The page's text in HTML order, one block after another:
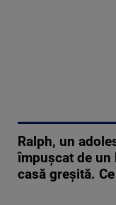
Ralph, un
împușcat de un
casă greșită.